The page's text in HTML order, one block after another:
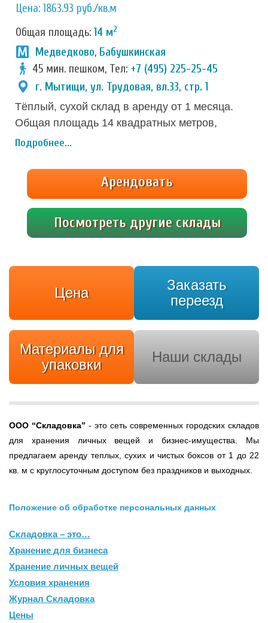
Цена: 1863.93 руб./кв.м
Общая площадь: 14 м2
Медведково, Бабушкинская
45 мин. пешком, Тел: +7 (495) 225-25-45
г. Мытищи, ул. Трудовая, вл.33, стр. 1
Тёплый, сухой склад в аренду от 1 месяца.
Общая площадь 14 квадратных метров,
расположение ̶ г. Мытищи. Удобный подъезд на
Медведково и Бабушкинская. Удобная погрузо-
разгрузочная зона с бесплатным складским
Видеокамеры, датчики […]
Подробнее...
Арендовать
Посмотреть другие склады
Цена
Заказать
переезд
Материалы для
упаковки
Наши склады
ООО “Складовка” - это сеть современных городских складов
для хранения личных вещей и бизнес-имущества. Мы
предлагаем аренду теплых, сухих и чистых боксов от 1 до 22
кв. м с круглосуточным доступом без праздников и выходных.
Положение об обработке персональных данных
Складовка – это…
Хранение для бизнеса
Хранение личных вещей
Условия хранения
Журнал Складовка
Цены